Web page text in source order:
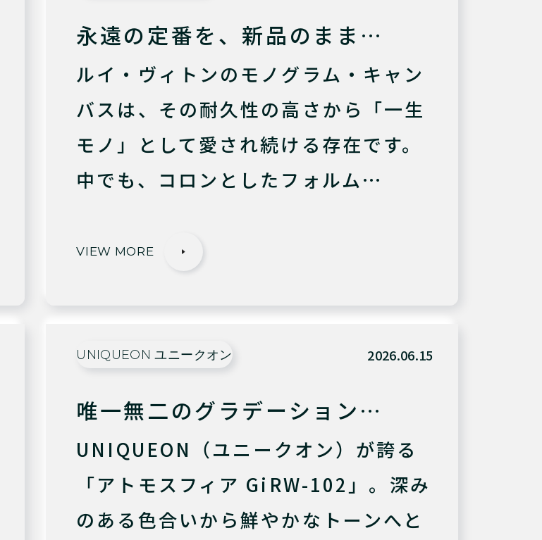
永遠の定番を、新品のまま…
ルイ・ヴィトンのモノグラム・キャン
バスは、その耐久性の高さから「一生
モノ」として愛され続ける存在です。
中でも、コロンとしたフォルム…
VIEW MORE
UNIQUEON ユニークオン 2026.06.15
唯一無二のグラデーション…
UNIQUEON（ユニークオン）が誇る
「アトモスフィア GiRW-102」。深み
のある色合いから鮮やかなトーンへと